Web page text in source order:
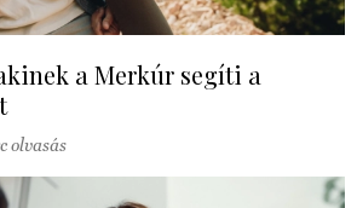
a Merkúr segíti a
olvasás